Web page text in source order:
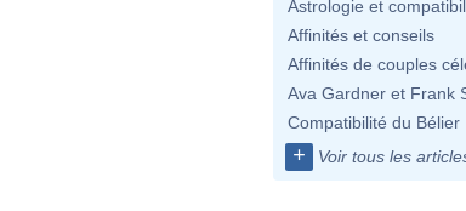
Astrologie et
Affinités et conseils
Affinités de couples
Ava Gardner et Frank
Compatibilité du Bélier
+ Voir tous les